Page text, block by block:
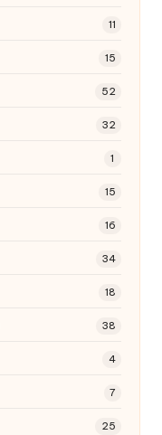
11
15
52
32
1
15
16
34
18
38
4
7
25